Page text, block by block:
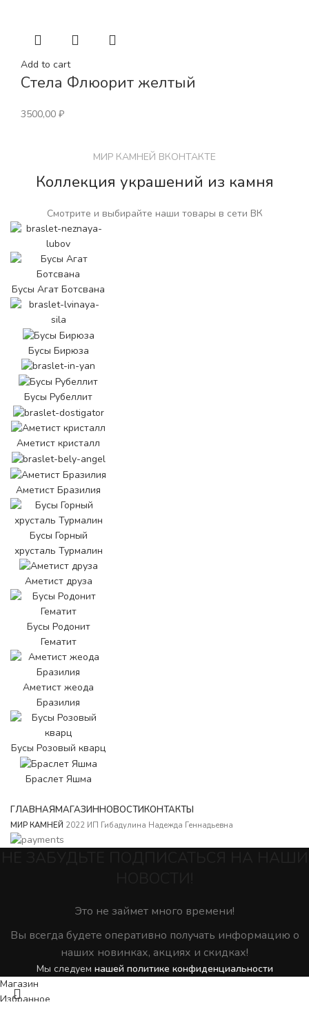
Add to cart
Стела Флюорит желтый
3500,00 ₽
МИР КАМНЕЙ ВКОНТАКТЕ
Коллекция украшений из камня
Смотрите и выбирайте наши товары в сети ВК
Бусы Агат Ботсвана
Бусы Бирюза
Бусы Рубеллит
Аметист кристалл
Аметист Бразилия
Бусы Горный
хрусталь Турмалин
Аметист друза
Бусы Родонит
Гематит
Аметист жеода
Бразилия
Бусы Розовый кварц
Браслет Яшма
ГЛАВНАЯМАГАЗИННОВОСТИКОНТАКТЫ
МИР КАМНЕЙ 2022 ИП Гибадулина Надежда Геннадьевна
Это не займет много времени!
Вы всегда будете оперативно получать информацию о
наших новинках, акциях и скидках!
Мы следуем нашей политике конфиденциальности
Магазин
Избранное